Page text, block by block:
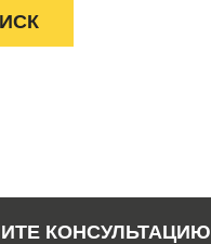
КОНСУЛЬТАЦИЮ